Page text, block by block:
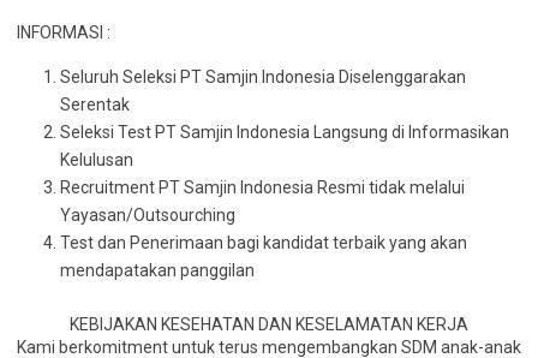
INFORMASI :
Seluruh Seleksi PT Samjin Indonesia Diselenggarakan
Serentak
Seleksi Test PT Samjin Indonesia Langsung di Informasikan
Kelulusan
Recruitment PT Samjin Indonesia Resmi tidak melalui
Yayasan/Outsourching
Test dan Penerimaan bagi kandidat terbaik yang akan
mendapatakan panggilan
KEBIJAKAN KESEHATAN DAN KESELAMATAN KERJA
Kami berkomitment untuk terus mengembangkan SDM anak-anak